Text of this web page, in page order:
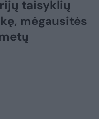
taisyklių
mėgausitės